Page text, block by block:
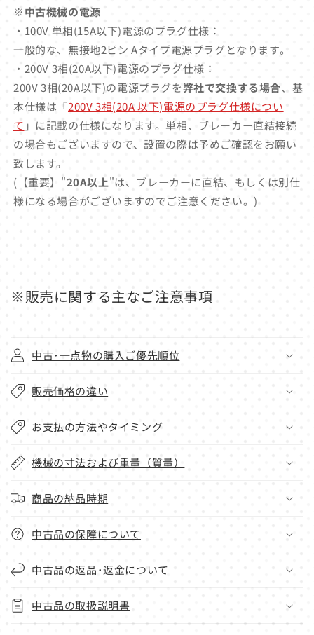
※中古機械の電源
・100V 単相(15A以下)電源のプラグ仕様：
一般的な、無接地2ピン Aタイプ電源プラグとなります。
・200V 3相(20A以下)電源のプラグ仕様：
200V 3相(20A以下)の電源プラグを弊社で交換する場合、基
本仕様は「200V 3相(20A 以下)電源のプラグ仕様につい
て 」に記載の仕様になります。単相、ブレーカー直結接続
の場合もございますので、設置の際は予めご確認をお願い
致します。
(【重要】"20A以上"は、ブレーカーに直結、もしくは別仕
様になる場合がございますのでご注意ください。)
※販売に関する主なご注意事項
中古･一点物の購入ご優先順位
販売価格の違い
お支払の方法やタイミング
機械の寸法および重量（質量）
商品の納品時期
中古品の保障について
中古品の返品･返金について
中古品の取扱説明書